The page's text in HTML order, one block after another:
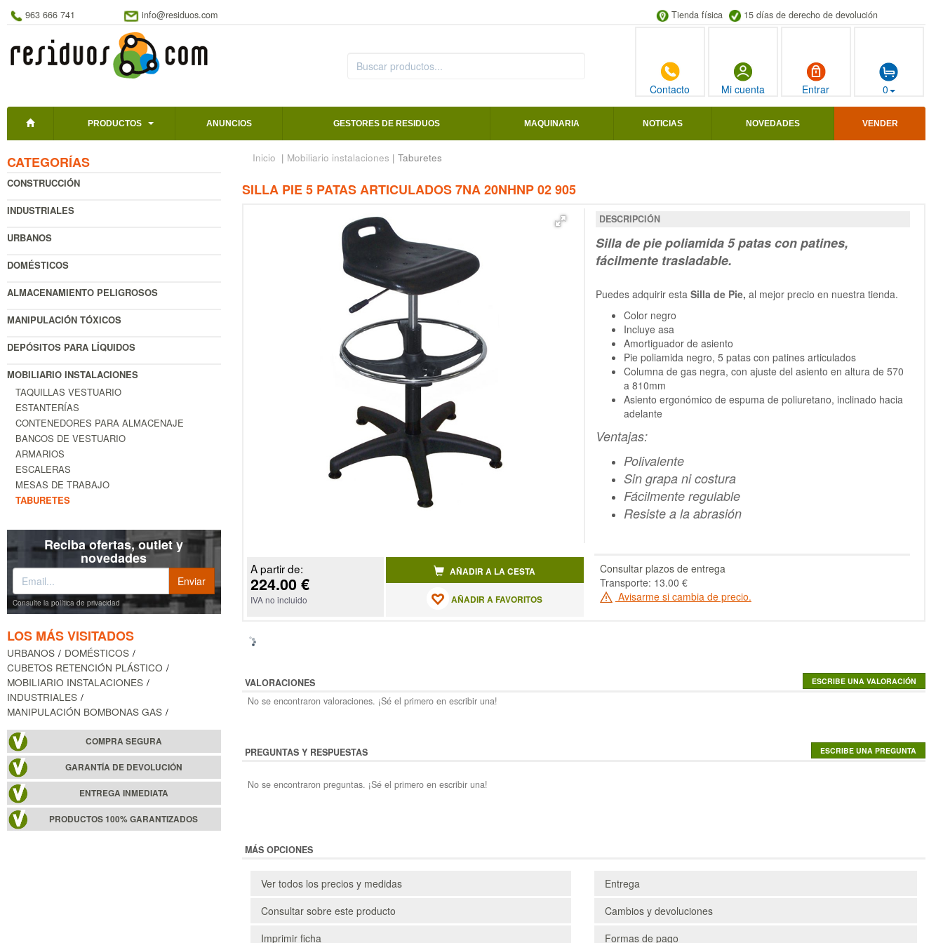
963 666 741 info@residuos.com Tienda física 15 días de derecho de devolución
Contacto Mi cuenta Entrar 0
PRODUCTOS ANUNCIOS GESTORES DE RESIDUOS MAQUINARIA NOTICIAS NOVEDADES VENDER
CATEGORÍAS
CONSTRUCCIÓN
INDUSTRIALES
URBANOS
DOMÉSTICOS
ALMACENAMIENTO PELIGROSOS
MANIPULACIÓN TÓXICOS
DEPÓSITOS PARA LÍQUIDOS
MOBILIARIO INSTALACIONES
TAQUILLAS VESTUARIO
ESTANTERÍAS
CONTENEDORES PARA ALMACENAJE
BANCOS DE VESTUARIO
ARMARIOS
ESCALERAS
MESAS DE TRABAJO
TABURETES
Reciba ofertas, outlet y
novedades
Consulte la política de privacidad
LOS MÁS VISITADOS
URBANOS
DOMÉSTICOS
CUBETOS RETENCIÓN PLÁSTICO
MOBILIARIO INSTALACIONES
INDUSTRIALES
MANIPULACIÓN BOMBONAS GAS
COMPRA SEGURA
GARANTÍA DE DEVOLUCIÓN
ENTREGA INMEDIATA
PRODUCTOS 100% GARANTIZADOS
Inicio | Mobiliario instalaciones | Taburetes
SILLA PIE 5 PATAS ARTICULADOS 7NA 20NHNP 02 905
DESCRIPCIÓN
Silla de pie poliamida 5 patas con patines,
fácilmente trasladable.
Puedes adquirir esta Silla de Pie, al mejor precio en nuestra tienda.
Color negro
Incluye asa
Amortiguador de asiento
Pie poliamida negro, 5 patas con patines articulados
Columna de gas negra, con ajuste del asiento en altura de 570
a 810mm
Asiento ergonómico de espuma de poliuretano, inclinado hacia
adelante
Ventajas:
Polivalente
Sin grapa ni costura
Fácilmente regulable
Resiste a la abrasión
A partir de:
224.00 €
IVA no incluido
AÑADIR A LA CESTA
AÑADIR A FAVORITOS
Consultar plazos de entrega
Transporte: 13.00 €
Avisarme si cambia de precio.
VALORACIONES
No se encontraron valoraciones. ¡Sé el primero en escribir una!
PREGUNTAS Y RESPUESTAS
No se encontraron preguntas. ¡Sé el primero en escribir una!
MÁS OPCIONES
Ver todos los precios y medidas
Consultar sobre este producto
Imprimir ficha
Entrega
Cambios y devoluciones
Formas de pago